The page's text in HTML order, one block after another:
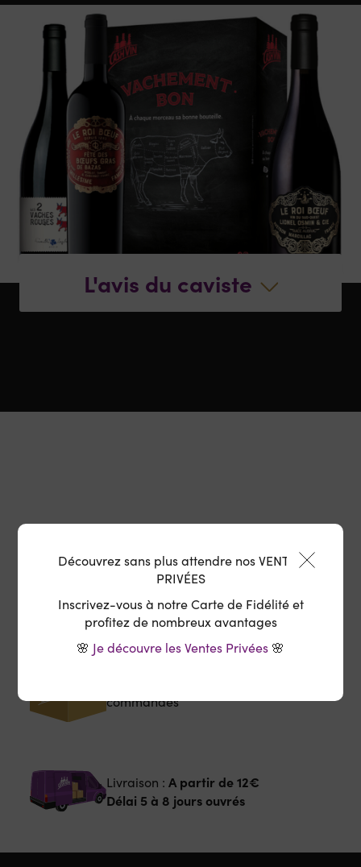
L'avis du caviste
Retrait en magasin :Offert
Délai 6 à 10 jours ouvrés
commandes
Livraison : A partir de 12€
Délai 5 à 8 jours ouvrés
Découvrez sans plus attendre nos VENTES
PRIVÉES
Inscrivez-vous à notre Carte de Fidélité et
profitez de nombreux avantages
🌸 Je découvre les Ventes Privées 🌸